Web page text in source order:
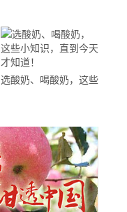
市
选酸奶、喝酸奶，这些